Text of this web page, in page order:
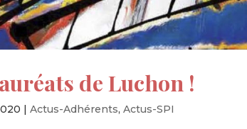
de Luchon !
|Actus-Adhérents,Actus-SPI